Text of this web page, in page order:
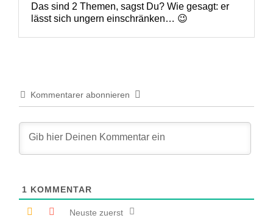
Das sind 2 Themen, sagst Du? Wie gesagt: er
lässt sich ungern einschränken… 😉
Kommentarer abonnieren
1 KOMMENTAR
Neuste zuerst